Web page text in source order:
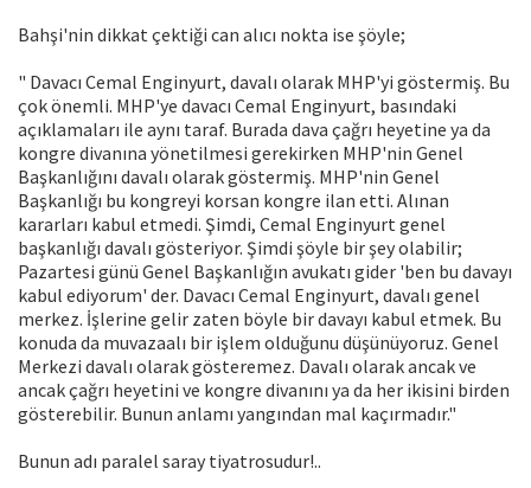
Bahşi'nin dikkat çektiği can alıcı nokta ise şöyle;
" Davacı Cemal Enginyurt, davalı olarak MHP'yi göstermiş. Bu
çok önemli. MHP'ye davacı Cemal Enginyurt, basındaki
açıklamaları ile aynı taraf. Burada dava çağrı heyetine ya da
kongre divanına yönetilmesi gerekirken MHP'nin Genel
Başkanlığını davalı olarak göstermiş. MHP'nin Genel
Başkanlığı bu kongreyi korsan kongre ilan etti. Alınan
kararları kabul etmedi. Şimdi, Cemal Enginyurt genel
başkanlığı davalı gösteriyor. Şimdi şöyle bir şey olabilir;
Pazartesi günü Genel Başkanlığın avukatı gider 'ben bu davayı
kabul ediyorum' der. Davacı Cemal Enginyurt, davalı genel
merkez. İşlerine gelir zaten böyle bir davayı kabul etmek. Bu
konuda da muvazaalı bir işlem olduğunu düşünüyoruz. Genel
Merkezi davalı olarak gösteremez. Davalı olarak ancak ve
ancak çağrı heyetini ve kongre divanını ya da her ikisini birden
gösterebilir. Bunun anlamı yangından mal kaçırmadır."
Bunun adı paralel saray tiyatrosudur!..